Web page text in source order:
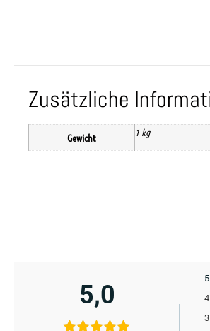
Zusätzliche
Gewicht 1 kg
5,0